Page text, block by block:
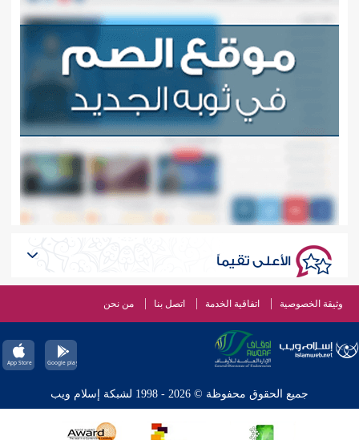
الأعلى تقيماً
وثيقة الخصوصية اتفاقية الخدمة اتصل بنا من نحن
جميع الحقوق محفوظة © 2026 - 1998 لشبكة إسلام ويب